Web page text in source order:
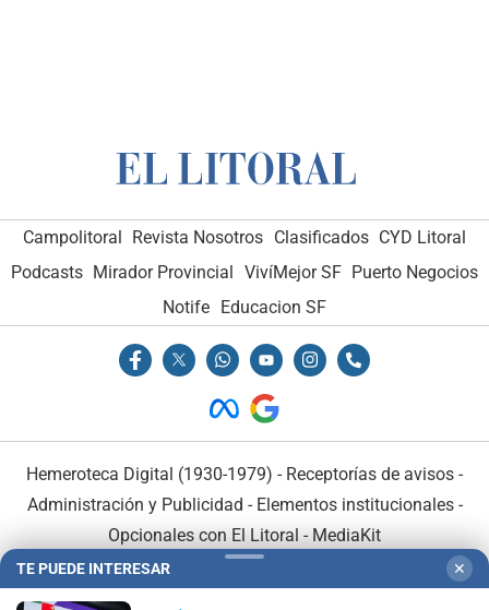
Campolitoral Revista Nosotros Clasificados CYD Litoral
Podcasts Mirador Provincial VivíMejor SF Puerto Negocios
Notife Educacion SF
Hemeroteca Digital (1930-1979) - Receptorías de avisos -
Administración y Publicidad - Elementos institucionales-
Opcionales con El Litoral - MediaKit
TE PUEDE INTERESAR ✕